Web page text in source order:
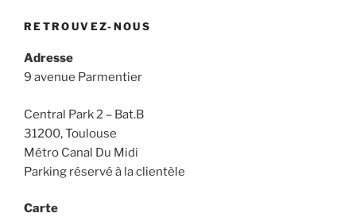
RETROUVEZ-NOUS
Adresse
9 avenue Parmentier
Central Park 2 – Bat.B
31200, Toulouse
Métro Canal Du Midi
Parking réservé à la clientèle
Carte